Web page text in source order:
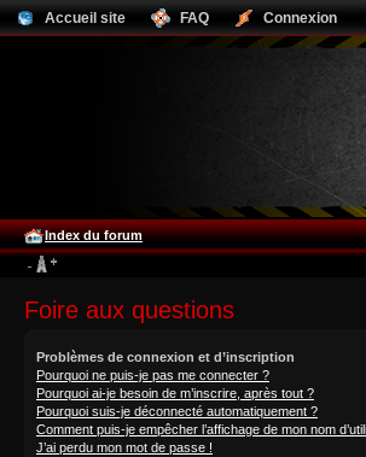
Accueil site FAQ Connexion
Index du forum
Foire aux questions
Problèmes de connexion et d’inscription
Pourquoi ne puis-je pas me connecter ?
Pourquoi ai-je besoin de m’inscrire, après tout ?
Pourquoi suis-je déconnecté automatiquement ?
Comment puis-je empêcher l’affichage de mon nom
J’ai perdu mon mot de passe !